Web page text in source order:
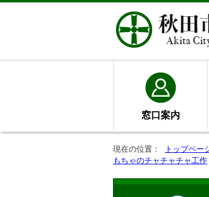
窓口案内
現在の位置： トップペー
もちゃのチャチャチャ工作